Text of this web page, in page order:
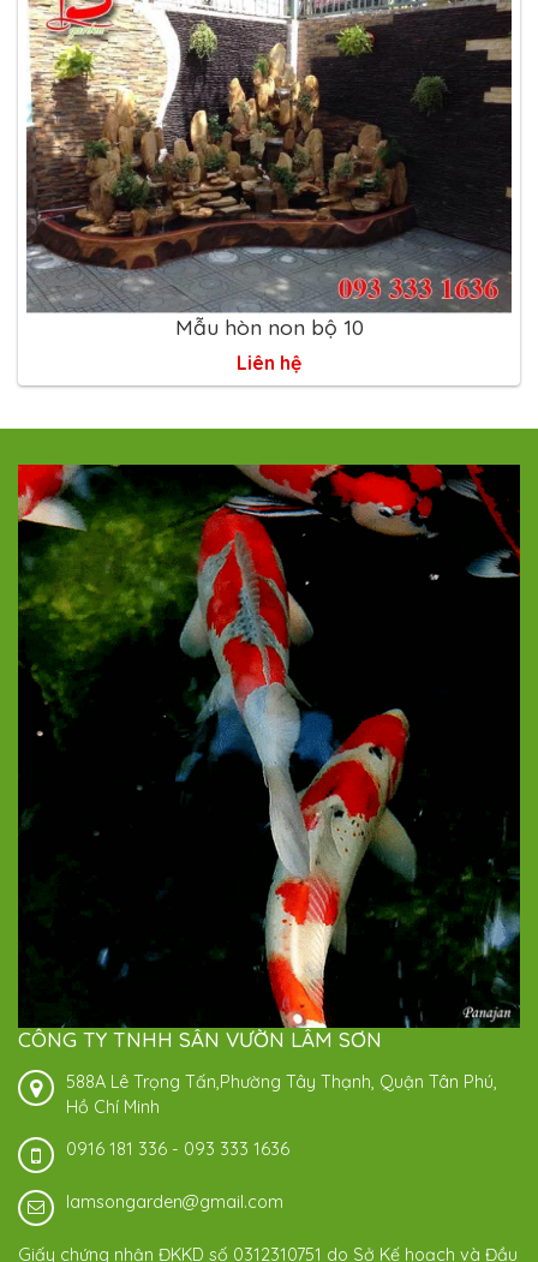
Mẫu hòn non bộ 10
Liên hệ
CÔNG TY TNHH SÂN VƯỜN LÂM SƠN
588A Lê Trọng Tấn,Phường Tây Thạnh, Quận Tân Phú,
Hồ Chí Minh
0916 181 336 - 093 333 1636
lamsongarden@gmail.com
Giấy chứng nhận ĐKKD số 0312310751 do Sở Kế hoạch và Đầu